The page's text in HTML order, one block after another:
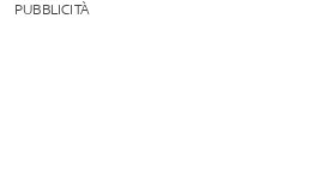
PUBBLICITÀ